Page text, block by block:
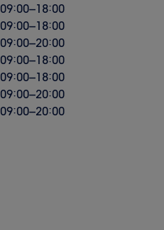
09:00–18:00
09:00–18:00
09:00–20:00
09:00–18:00
09:00–18:00
09:00–20:00
09:00–20:00